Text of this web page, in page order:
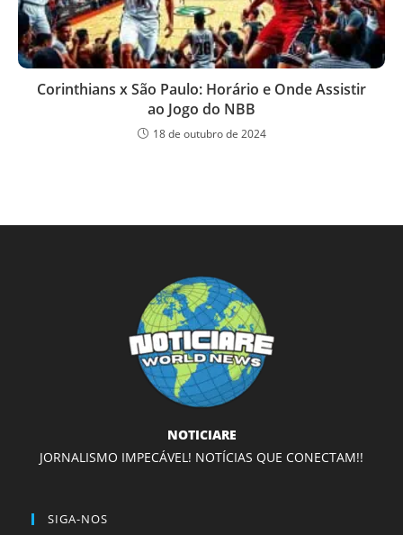
Corinthians x São Paulo: Horário e Onde Assistir
ao Jogo do NBB
18 de outubro de 2024
NOTICIARE
JORNALISMO IMPECÁVEL! NOTÍCIAS QUE CONECTAM!!
SIGA-NOS